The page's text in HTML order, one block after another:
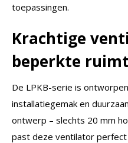
toepassingen.
Krachtige
beperkte
De LPKB-serie is
installatiegemak en
ontwerp – slechts 20 mm
past deze ventilator perfect